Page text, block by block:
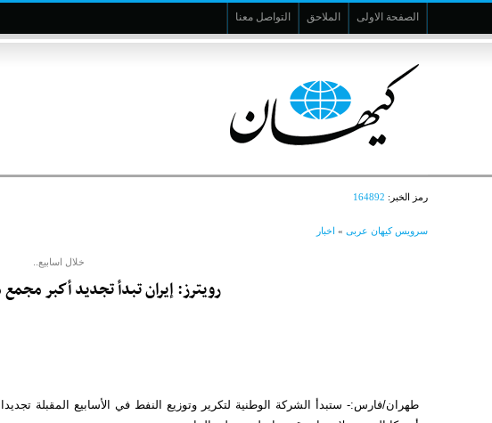
الصفحة الاولى الملاحق التواصل معنا
رمز الخبر: 164892
سرویس کیهان عربی » اخبار
خلال اسابيع..
رويترز: إيران تبدأ تجديد أكبر